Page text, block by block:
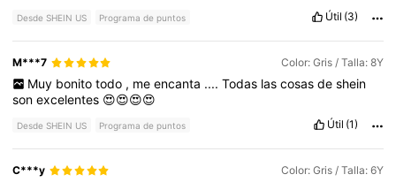
Desde SHEIN US Programa de puntos Útil (3)
M***7 Color: Gris / Talla: 8Y
Muy bonito todo , me encanta .... Todas las cosas de shein
sonexcelentes 😍😍😍😍
Desde SHEIN US Programa de puntos Útil (1)
C***y Color: Gris / Talla: 6Y